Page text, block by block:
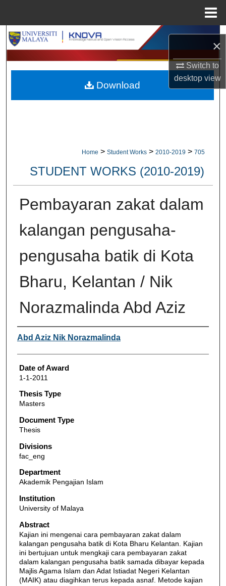
×
Switch to
desktopview
Search
Browse Collections
My Account
Home > Student Works > 2010-2019 > 705
STUDENT WORKS (2010-2019)
Pembayaran zakat dalam
kalangan pengusaha-
pengusaha batik di Kota
Bharu, Kelantan / Nik
Norazmalinda Abd Aziz
Author
Abd Aziz Nik Norazmalinda
Date of Award
1-1-2011
Thesis Type
Masters
Document Type
Thesis
Divisions
fac_eng
Department
Akademik Pengajian Islam
Institution
University of Malaya
Abstract
Kajian ini mengenai cara pembayaran zakat dalam
kalangan pengusaha batik di Kota Bharu Kelantan. Kajian
ini bertujuan untuk mengkaji cara pembayaran zakat
dalam kalangan pengusaha batik samada dibayar kepada
Majlis Agama Islam dan Adat Istiadat Negeri Kelantan
(MAIK) atau diagihkan terus kepada asnaf. Metode kajian
Download